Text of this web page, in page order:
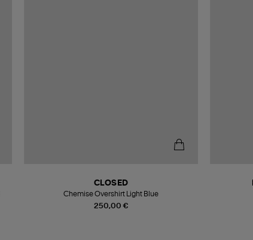
250,00 €
CLOSED
Chemise Overshirt Light Blue